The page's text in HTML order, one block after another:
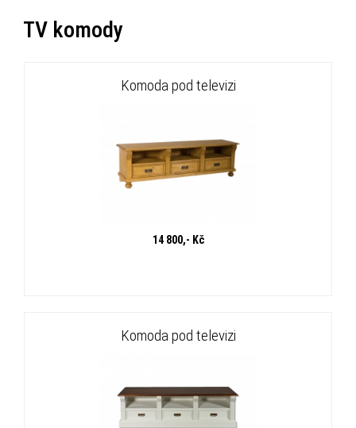
TV komody
Komoda pod televizi
14 800,- Kč
Komoda pod televizi